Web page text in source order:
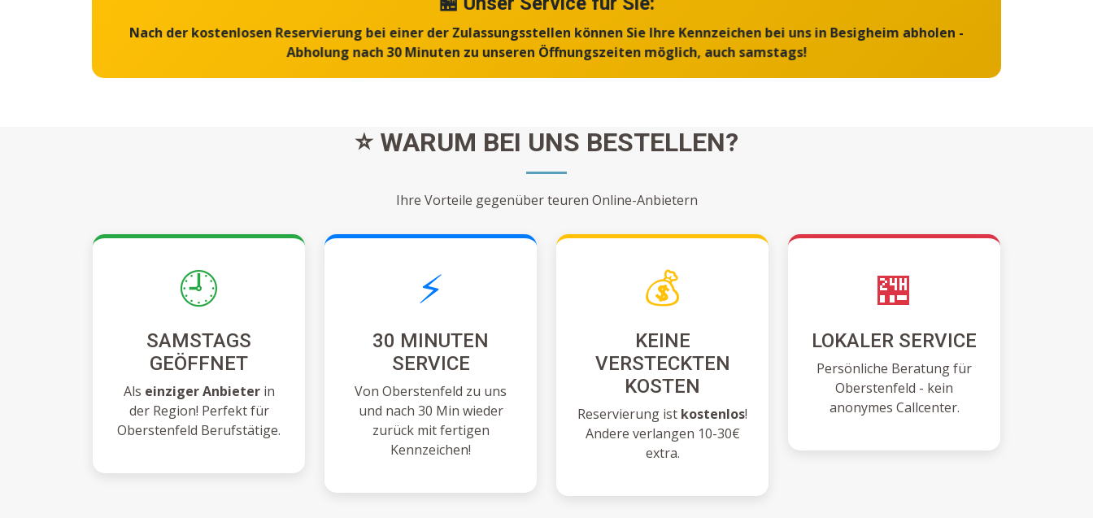
Nach der kostenlosen Reservierung bei einer der Zulassungsstellen können Sie Ihre Kennzeichen bei uns in Besigheim abholen -
Abholung nach 30 Minuten zu unseren Öffnungszeiten möglich, auch samstags!
⭐ WARUM BEI UNS BESTELLEN?
Ihre Vorteile gegenüber teuren Online-Anbietern
🕘
SAMSTAGS
GEÖFFNET
Als einziger Anbieterin
der Region! Perfekt für
Oberstenfeld Berufstätige.
⚡
30 MINUTEN
SERVICE
Von Oberstenfeld zu uns
und nach 30 Min wieder
zurück mit fertigen
Kennzeichen!
💰
KEINE
VERSTECKTEN
KOSTEN
Reservierung ist kostenlos!
Andere verlangen 10-30€
extra.
🏪
LOKALER SERVICE
Persönliche Beratung für
Oberstenfeld - kein
anonymes Callcenter.